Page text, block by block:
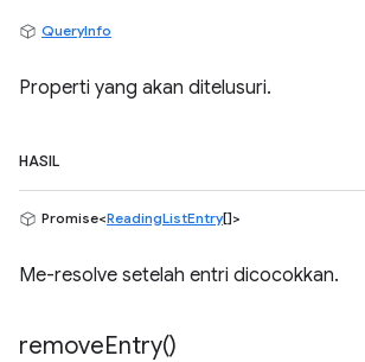
QueryInfo
Properti yang akan ditelusuri.
HASIL
Promise<ReadingListEntry[]>
Me-resolve setelah entri dicocokkan.
removeEntry()